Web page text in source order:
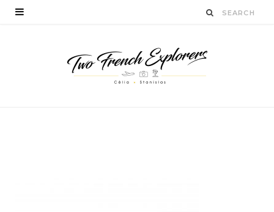
régiondeslacsfinlande